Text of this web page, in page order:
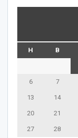
H B
6 7
13 14
20 21
27 28